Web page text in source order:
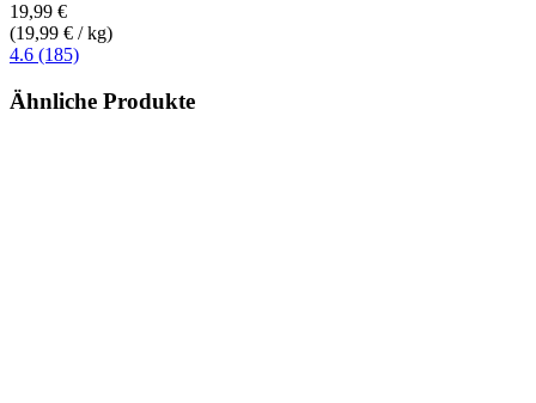
19,99 €
(19,99 € / kg)
4.6 (185)
Ähnliche Produkte